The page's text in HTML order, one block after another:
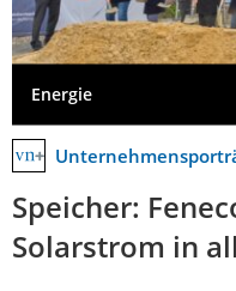
Energie
Speicher:
Solarstrom in